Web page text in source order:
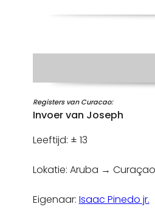
Registers van Curacao:
Invoer van Joseph
Leeftijd: ± 13
Lokatie: Aruba → Curaçao
Eigenaar: Isaac Pinedo jr.